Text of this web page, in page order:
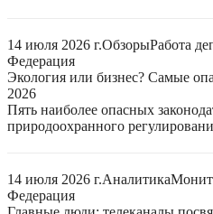
14 июля 2026 г.ОбзорыРабота
Федерация
Экология или бизнес? Самые
2026
Пять наиболее опасных
природоохранного
14 июля 2026 г.Аналитика
Федерация